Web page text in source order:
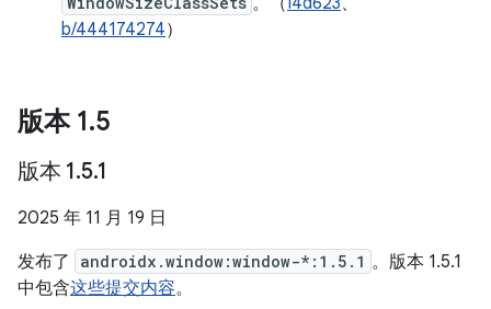
b/444174274）
版本 1.5
版本 1.5.1
2025 年 11 月 19 日
发布了
androidx.window:window-*:1.5.1 。版本 1.5.1
中包含这些提交内容。